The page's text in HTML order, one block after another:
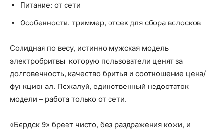
Питание: от сети
Особенности: триммер, отсек для сбора волосков
Солидная по весу, истинно мужская модель
электробритвы, которую пользователи ценят за
долговечность, качество бритья и соотношение цена/
функционал. Пожалуй, единственный недостаток
модели – работа только от сети.
«Бердск 9» бреет чисто, без раздражения кожи, и